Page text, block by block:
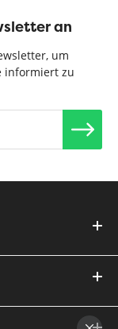
an
um
informiert zu